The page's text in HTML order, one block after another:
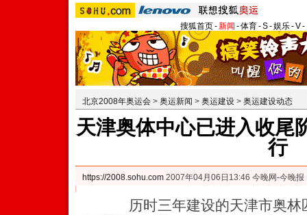
搜狐首页-新闻 -体育-S-娱乐-V-
北京2008年奥运会 > 奥运新闻 > 奥运建设 > 奥运建设动态
天津奥体中心已进入收尾
行
https://2008.sohu.com 2007年04月06日13:46 今晚网-今晚报
历时三年建设的天津市奥林匹